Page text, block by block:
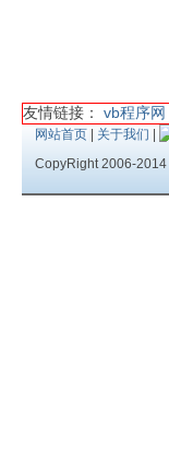
友情链接： vb程序网
网站首页 关于我们
CopyRight 2006-2014